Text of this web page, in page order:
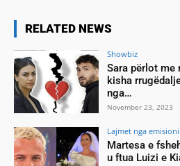
RELATED NEWS
Showbiz
Sara përlot me
kisha
nga…
November 23, 2023
Lajmet nga emisioni
Martesa e
u ftua Luizi e